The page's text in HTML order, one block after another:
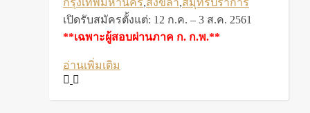
เปิดรับสมัครตั้งแต่: 12 ก.ค. – 3 ส.ค. 2561
**เฉพาะผู้สอบผ่านภาค ก. ก.พ.**
อ่านเพิ่มเติม